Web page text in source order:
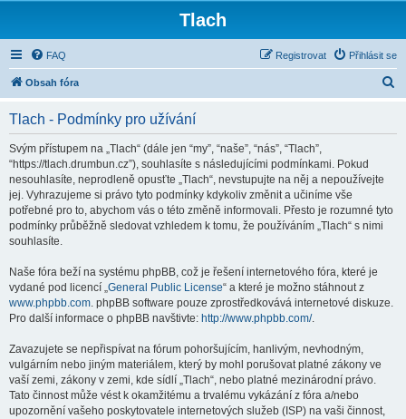
Tlach
FAQ Přihlásit se
Registrovat
Obsah fóra
Tlach - Podmínky pro užívání
Svým přístupem na „Tlach“ (dále jen “my”, “naše”, “nás”, “Tlach”,
“https://tlach.drumbun.cz”), souhlasíte s následujícími podmínkami. Pokud
nesouhlasíte, neprodleně opusťte „Tlach“, nevstupujte na něj a nepoužívejte
jej. Vyhrazujeme si právo tyto podmínky kdykoliv změnit a učiníme vše
potřebné pro to, abychom vás o této změně informovali. Přesto je rozumné tyto
podmínky průběžně sledovat vzhledem k tomu, že používáním „Tlach“ s nimi
souhlasíte.
Naše fóra beží na systému phpBB, což je řešení internetového fóra, které je
vydané pod licencí „General Public License“ a které je možno stáhnout z
www.phpbb.com. phpBB software pouze zprostředkovává internetové diskuze.
Pro další informace o phpBB navštivte: http://www.phpbb.com/.
Zavazujete se nepřispívat na fórum pohoršujícím, hanlivým, nevhodným,
vulgárním nebo jiným materiálem, který by mohl porušovat platné zákony ve
vaší zemi, zákony v zemi, kde sídlí „Tlach“, nebo platné mezinárodní právo.
Tato činnost může vést k okamžitému a trvalému vykázání z fóra a/nebo
upozornění vašeho poskytovatele internetových služeb (ISP) na vaši činnost,